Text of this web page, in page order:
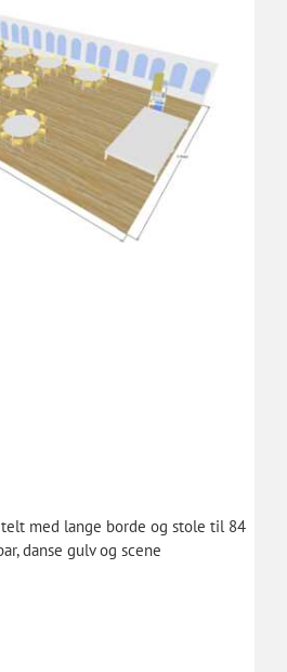
med lange borde og stole til 84
danse gulv og scene